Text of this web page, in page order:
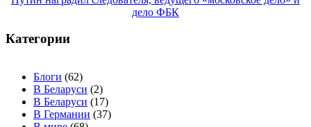
дело ФБК
Категории
Блоги (62)
В Беларуси (2)
В Беларуси (17)
В Германии (37)